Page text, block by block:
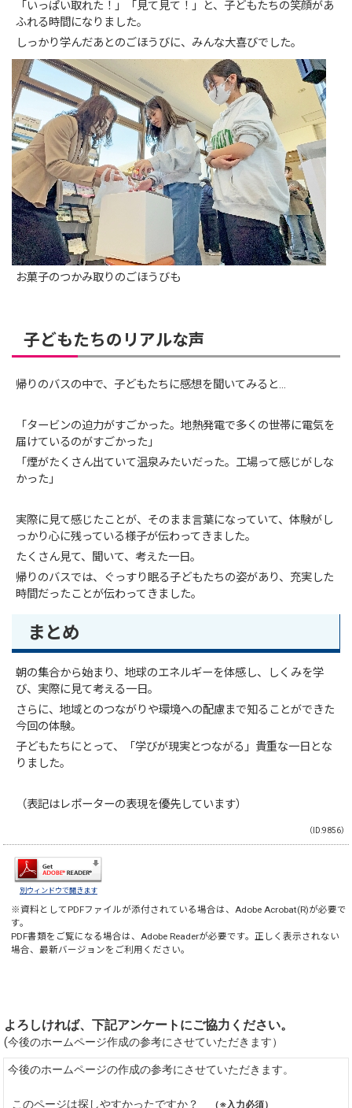
「いっぱい取れた！」「見て見て！」と、子どもたちの笑顔があ
ふれる時間になりました。
しっかり学んだあとのごほうびに、みんな大喜びでした。
お菓子のつかみ取りのごほうびも
子どもたちのリアルな声
帰りのバスの中で、子どもたちに感想を聞いてみると…
「タービンの迫力がすごかった。地熱発電で多くの世帯に電気を
届けているのがすごかった」
「煙がたくさん出ていて温泉みたいだった。工場って感じがしな
かった」
実際に見て感じたことが、そのまま言葉になっていて、体験がし
っかり心に残っている様子が伝わってきました。
たくさん見て、聞いて、考えた一日。
帰りのバスでは、ぐっすり眠る子どもたちの姿があり、充実した
時間だったことが伝わってきました。
まとめ
朝の集合から始まり、地球のエネルギーを体感し、しくみを学
び、実際に見て考える一日。
さらに、地域とのつながりや環境への配慮まで知ることができた
今回の体験。
子どもたちにとって、「学びが現実とつながる」貴重な一日とな
りました。
（表記はレポーターの表現を優先しています）
（ID:9856）
別ウィンドウで開きます
※資料としてPDFファイルが添付されている場合は、Adobe Acrobat(R)が必要で
す。
PDF書類をご覧になる場合は、Adobe Readerが必要です。正しく表示されない
場合、最新バージョンをご利用ください。